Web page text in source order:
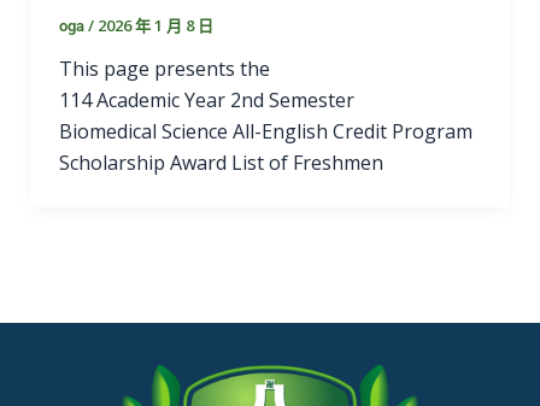
oga / 2026 年 1 月 8 日
This page presents the
114 Academic Year 2nd Semester
Biomedical Science All-English Credit Program
Scholarship Award List of Freshmen